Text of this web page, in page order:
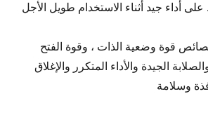
على أداء جيد أثناء الاستخدام طويل الأجل
قوة وضعية الذات ، وقوة الفتح
الجيدة والأداء المتكرر والإغلاق
وسلامة